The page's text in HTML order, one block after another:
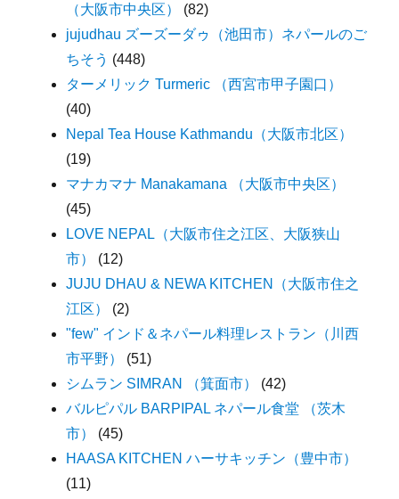
（大阪市中央区）
(82)
jujudhau ズーズーダゥ（池田市）ネパールのご
ちそう (448)
ターメリック Turmeric （西宮市甲子園口）
(40)
Nepal Tea House Kathmandu（大阪市北区）
(19)
マナカマナ Manakamana （大阪市中央区）
(45)
LOVE NEPAL（大阪市住之江区、大阪狭山
市）
(12)
JUJU DHAU & NEWA KITCHEN（大阪市住之
江区）
(2)
"few" インド＆ネパール料理レストラン（川西
市平野）
(51)
シムラン SIMRAN （箕面市）
(42)
バルピパル BARPIPAL ネパール食堂 （茨木
市）
(45)
HAASA KITCHEN ハーサキッチン（豊中市）
(11)